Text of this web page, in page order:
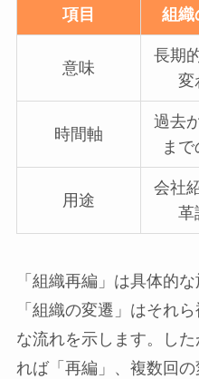
項目 組織
意味
長期
変
時間軸
過去
ま
用途
会社
革
「組織再編」は具体的
「組織の変遷」はそれ
な流れを示します。し
れば「再編」、複数回